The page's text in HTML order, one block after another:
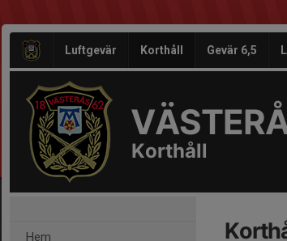
Luftgevär Korthåll Gevär 6,5
Korthåll
Hem